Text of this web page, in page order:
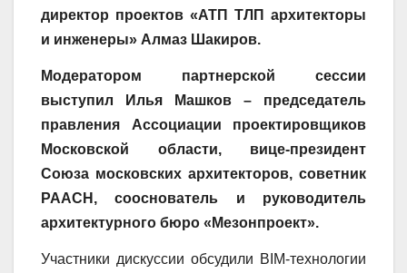
директор проектов «АТП ТЛП архитекторы
и инженеры» Алмаз Шакиров.
Модератором партнерской сессии
выступил Илья Машков – председатель
правления Ассоциации проектировщиков
Московской области, вице-президент
Союза московских архитекторов, советник
РААСН, сооснователь и руководитель
архитектурного бюро «Мезонпроект».
Участники дискуссии обсудили BIM-технологии